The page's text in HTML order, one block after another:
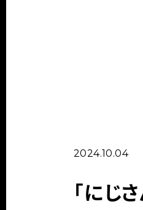
2024.10.04
「にじ